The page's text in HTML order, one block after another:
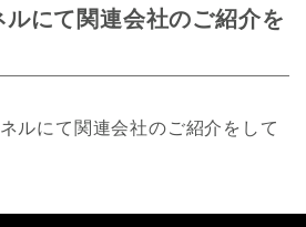
ルにて関連会社のご紹介を
にて関連会社のご紹介をして